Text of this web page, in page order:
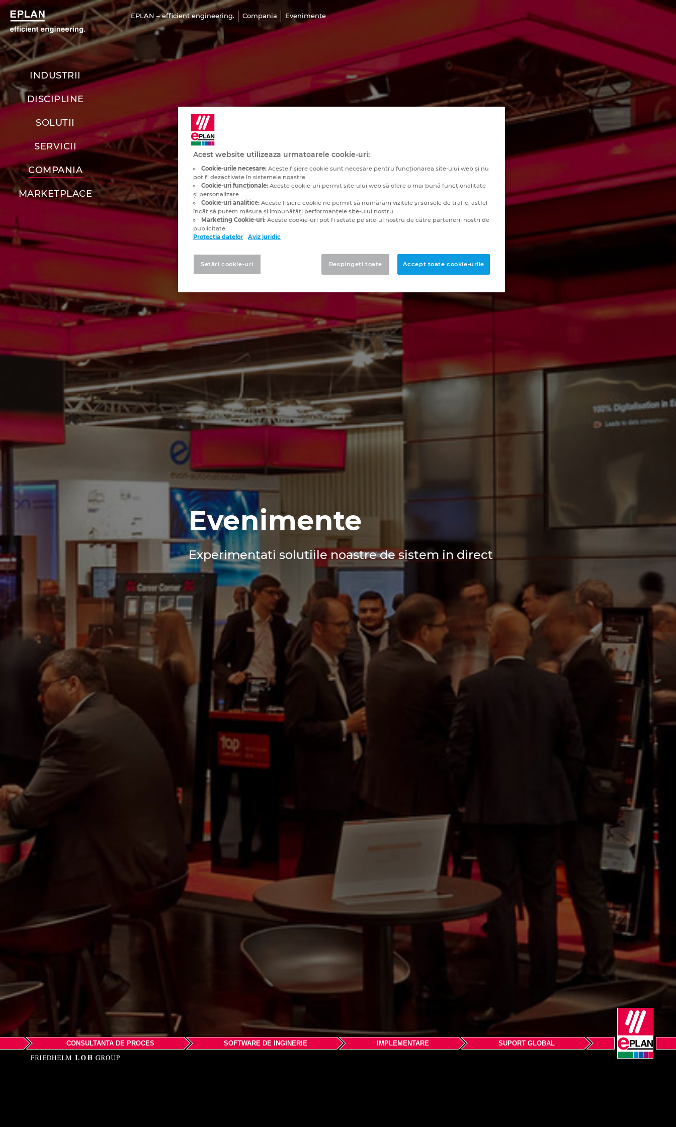
EPLAN – efficient engineering. Compania Evenimente
INDUSTRII
DISCIPLINE
SOLUTII
SERVICII
COMPANIA
MARKETPLACE
Evenimente
Experimentati solutiile noastre de sistem in direct
CONSULTANTA DE PROCES SOFTWARE DE INGINERIE IMPLEMENTARE SUPORT GLOBAL
Acest website utilizeaza urmatoarele cookie-uri:
Cookie-urile necesare: Aceste fişiere cookie sunt necesare pentru funcționarea site-ului web și nu
pot fi dezactivate în sistemele noastre
Cookie-uri funcționale: Aceste cookie-uri permit site-ului web să ofere o mai bună funcționalitate
și personalizare
Cookie-uri analitice: Aceste fişiere cookie ne permit să numărăm vizitele și sursele de trafic, astfel
încât să putem măsura și îmbunătăți performanțele site-ului nostru
Marketing Cookie-uri: Aceste cookie-uri pot fi setate pe site-ul nostru de către partenerii noștri de
publicitate
Protectia datelor
Aviz juridic
Respingeți toate Accept toate cookie-urile
Setări cookie-uri